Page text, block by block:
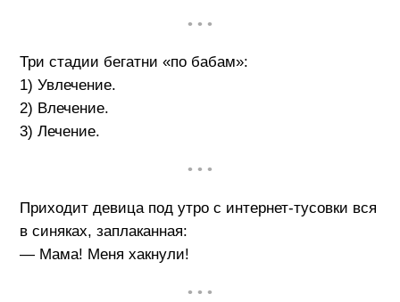
• • •
Три стадии бегатни «по бабам»:
1) Увлечение.
2) Влечение.
3) Лечение.
• • •
Приходит девица под утро с интернет-тусовки вся
в синяках, заплаканная:
— Мама! Меня хакнули!
• • •